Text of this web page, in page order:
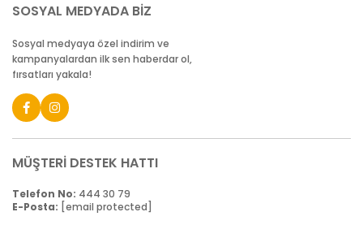
SOSYAL MEDYADA BİZ
Sosyal medyaya özel indirim ve
kampanyalardan ilk sen haberdar ol,
fırsatları yakala!
MÜŞTERİ DESTEK HATTI
Telefon No: 444 30 79
E-Posta: [email protected]